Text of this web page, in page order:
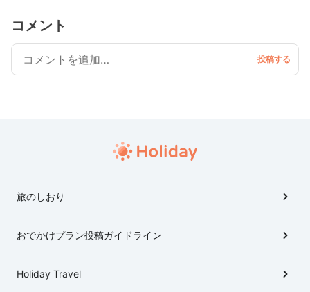
コメント
旅のしおり
おでかけプラン投稿ガイドライン
Holiday Travel